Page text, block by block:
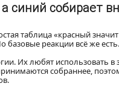
синий собирает
таблица «красный
базовые реакции всё же есть.
Их любят использовать
собраннее,